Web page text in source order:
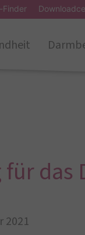
Finder
das
2021